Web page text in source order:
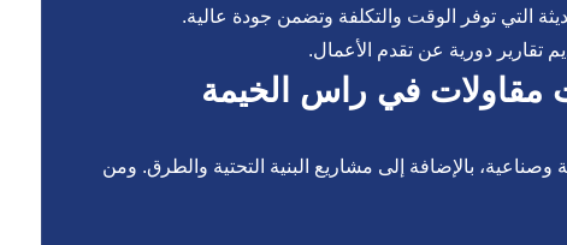
التي توفر الوقت والتكلفة وتضمن جودة عالية.
تقارير دورية عن تقدم الأعمال.
مقاولات في راس الخيمة
بالإضافة إلى مشاريع البنية التحتية والطرق. ومن